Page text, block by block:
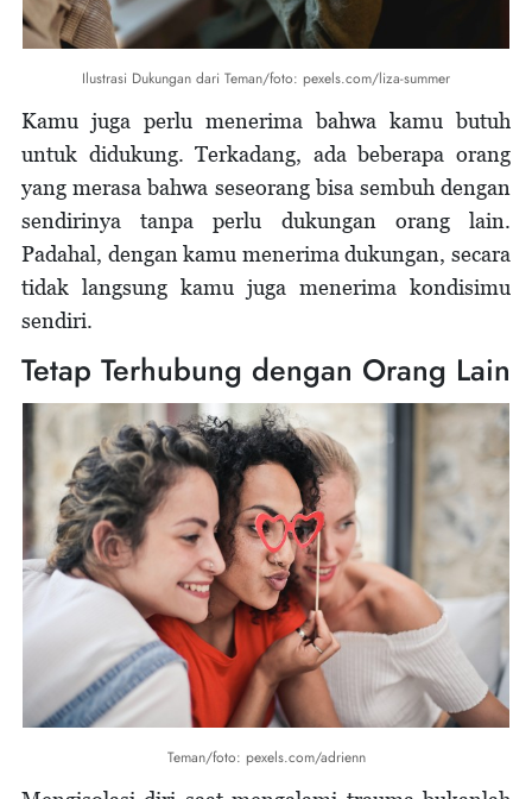
Ilustrasi Dukungan dari Teman/foto: pexels.com/liza-summer
Kamu juga perlu menerima bahwa kamu butuh
untuk didukung. Terkadang, ada beberapa orang
yang merasa bahwa seseorang bisa sembuh dengan
sendirinya tanpa perlu dukungan orang lain.
Padahal, dengan kamu menerima dukungan, secara
tidak langsung kamu juga menerima kondisimu
sendiri.
Tetap Terhubung dengan Orang Lain
Teman/foto: pexels.com/adrienn